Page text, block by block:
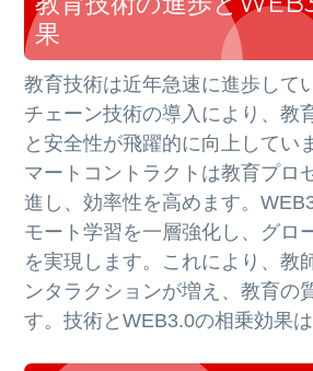
果
教育技術は近年急速に進歩して
チェーン技術の導入により、教
と安全性が飛躍的に向上してい
マートコントラクトは教育プロ
進し、効率性を高めます。
モート学習を一層強化し、グロ
を実現します。これにより、教
ンタラクションが増え、教育の
す。技術とWEB3.0の相乗効果は